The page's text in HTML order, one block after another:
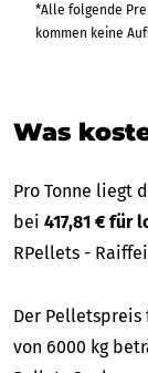
*Alle folgende Preise
Was
Pro Tonne liegt
bei 417,81 € für
RPellets -
Der Pelletspreis
von 6000 kg